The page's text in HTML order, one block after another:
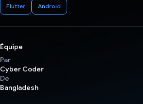
Flutter Android
Équipe
Par
Cyber Coder
De
Bangladesh